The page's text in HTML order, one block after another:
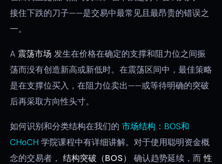
接住下跌的刀子——是交易中最常见且最昂贵的错误之
一。
A 震荡市场 发生在价格在确定的支撑和阻力位之间振
荡而没有创造新高或新低时。在震荡区间中，最佳策略
是在支撑位买入，在阻力位卖出——或等待明确的突破
后再采取方向性头寸。
如何识别和分类结构在我们的 市场结构：BOS和
CHoCH 学院课程中有详细讲解。对于使用聪明资金概
念的交易者， 结构突破（BOS） 确认趋势延续，而性